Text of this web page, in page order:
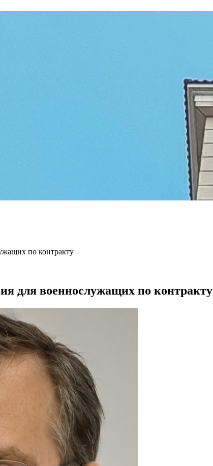
по контракту
для военнослужащих по контракту